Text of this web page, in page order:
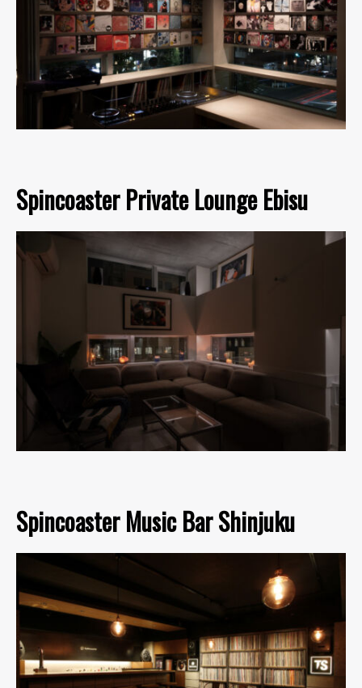
Spincoaster Private Lounge Ebisu
Spincoaster Music Bar Shinjuku